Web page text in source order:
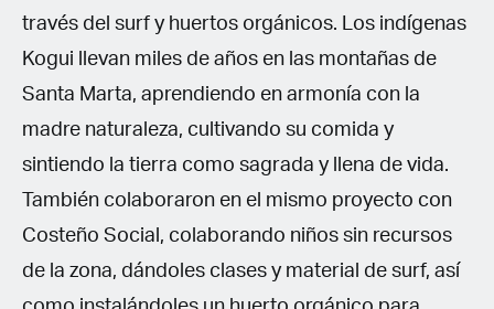
través del surf y huertos orgánicos. Los indígenas
Kogui llevan miles de años en las montañas de
Santa Marta, aprendiendo en armonía con la
madre naturaleza, cultivando su comida y
sintiendo la tierra como sagrada y llena de vida.
También colaboraron en el mismo proyecto con
Costeño Social, colaborando niños sin recursos
de la zona, dándoles clases y material de surf, así